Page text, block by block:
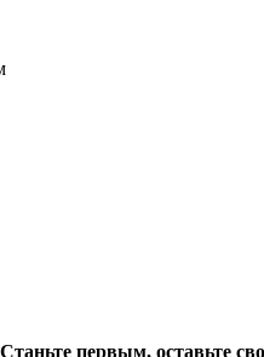
первым, оставьте